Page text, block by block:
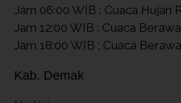
Jam 06:00 WIB : Cuaca Hujan
Jam 12:00 WIB : Cuaca
Jam 18:00 WIB : Cuaca
Kab. Demak